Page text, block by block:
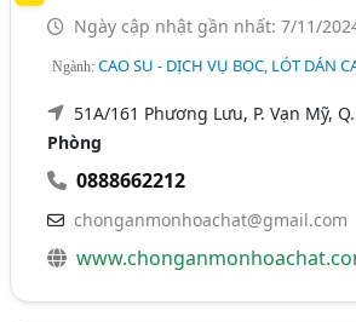
Ngày cập nhật gần nhất: 7/11/
Ngành:CAO SU - DỊCH VỤ BỌC, LÓT DÁN
51A/161 Phương Lưu, P. Vạn Mỹ,
Phòng
0888662212
chonganmonhoachat@gmail.com